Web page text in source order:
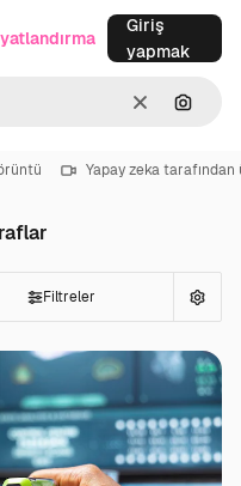
Temizlemek
Giriş
yapmak
Yapay zeka
Filtreler